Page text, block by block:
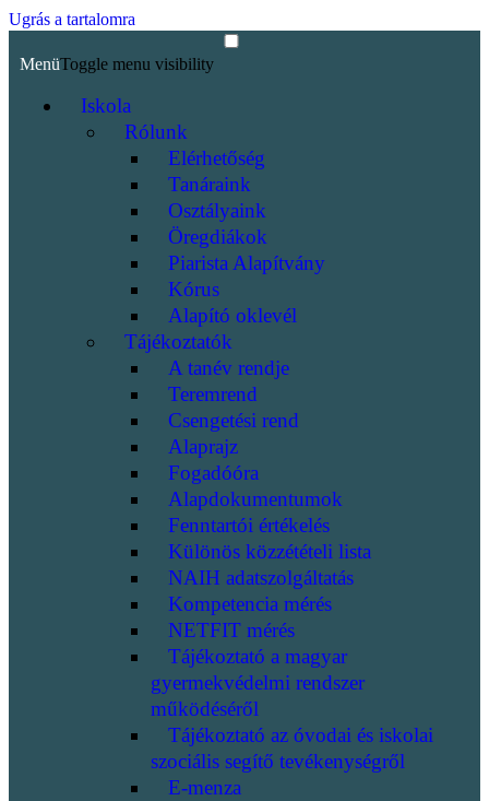
Ugrás a tartalomra
MenüToggle menu visibility
Iskola
Rólunk
Elérhetőség
Tanáraink
Osztályaink
Öregdiákok
Piarista Alapítvány
Kórus
Alapító oklevél
Tájékoztatók
A tanév rendje
Teremrend
Csengetési rend
Alaprajz
Fogadóóra
Alapdokumentumok
Fenntartói értékelés
Különös közzétételi lista
NAIH adatszolgáltatás
Kompetencia mérés
NETFIT mérés
Tájékoztató a magyar
gyermekvédelmi rendszer
működéséről
Tájékoztató az óvodai és iskolai
szociális segítő tevékenységről
E-menza